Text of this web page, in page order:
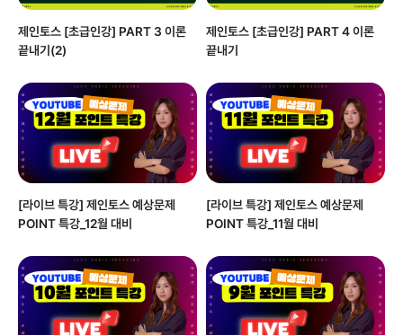
제인토스 [초급인강] PART 3 이론
끝내기(2)
제인토스 [초급인강] PART 4 이론
끝내기
[라이브 특강] 제인토스 예상문제
POINT 특강_12월 대비
[라이브 특강] 제인토스 예상문제
POINT 특강_11월 대비